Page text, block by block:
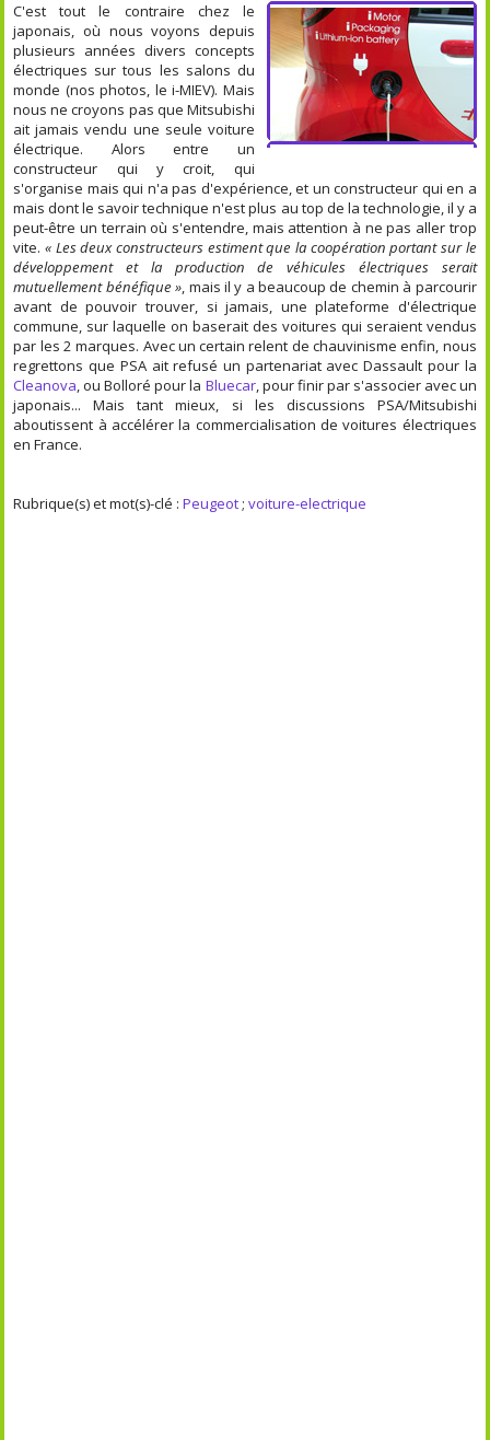
C'est tout le contraire chez le
japonais, où nous voyons depuis
plusieurs années divers concepts
électriques sur tous les salons du
monde (nos photos, le i-MIEV). Mais
nous ne croyons pas que Mitsubishi
ait jamais vendu une seule voiture
électrique. Alors entre un
constructeur qui y croit, qui
s'organise mais qui n'a pas d'expérience, et un constructeur qui en a
mais dont le savoir technique n'est plus au top de la technologie, il y a
peut-être un terrain où s'entendre, mais attention à ne pas aller trop
vite.« Les deux constructeurs estiment que la coopération portant sur le
développement et la production de véhicules électriques serait
mutuellement bénéfique », mais il y a beaucoup de chemin à parcourir
avant de pouvoir trouver, si jamais, une plateforme d'électrique
commune, sur laquelle on baserait des voitures qui seraient vendus
par les 2 marques. Avec un certain relent de chauvinisme enfin, nous
regrettons que PSA ait refusé un partenariat avec Dassault pour la
Cleanova, ou Bolloré pour la Bluecar, pour finir par s'associer avec un
japonais... Mais tant mieux, si les discussions PSA/Mitsubishi
aboutissent à accélérer la commercialisation de voitures électriques
en France.
Rubrique(s) et mot(s)-clé :Peugeot;voiture-electrique